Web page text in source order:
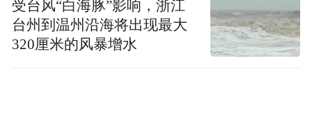
受台风“白海豚”影响，浙江
台州到温州沿海将出现最大
320厘米的风暴增水